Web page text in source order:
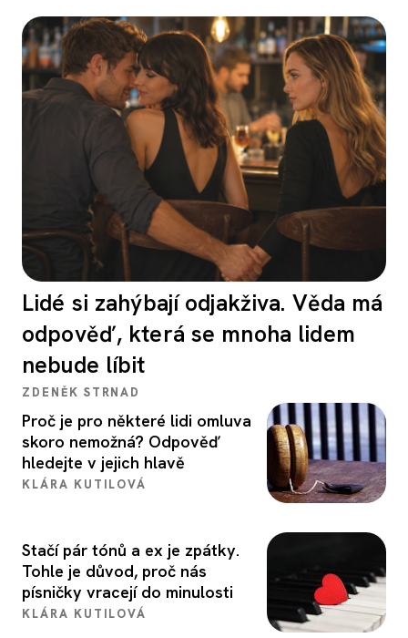
Lidé si zahýbají odjakživa. Věda má
odpověď, která se mnoha lidem
nebude líbit
ZDENĚK STRNAD
Proč je pro některé lidi omluva
skoro nemožná? Odpověď
hledejte v jejich hlavě
KLÁRA KUTILOVÁ
Stačí pár tónů a ex je zpátky.
Tohle je důvod, proč nás
písničky vracejí do minulosti
KLÁRA KUTILOVÁ